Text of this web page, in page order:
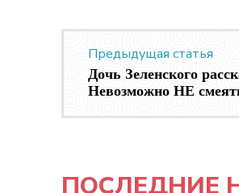
Предыдущая статья
Дочь Зеленского
Невозможно НЕ
ПОСЛЕДНИЕ